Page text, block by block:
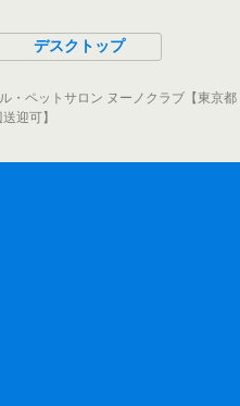
デスクトップ
・ペットサロン ヌーノクラブ【東京都
迎可】